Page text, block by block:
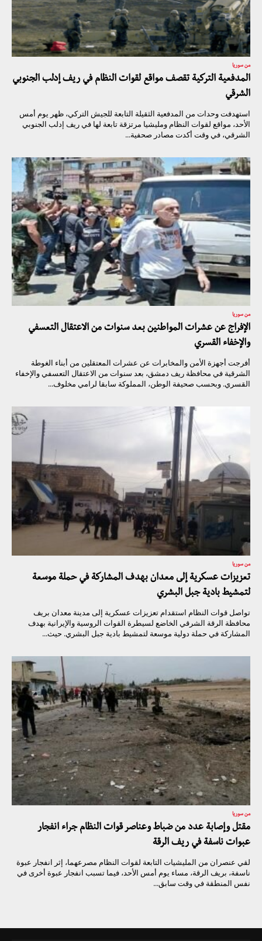
من سوريا
المدفعية التركية تقصف مواقع لقوات النظام في ريف إدلب الجنوبي
الشرقي
استهدفت وحدات من المدفعية الثقيلة التابعة للجيش التركي، ظهر يوم أمس
الأحد، مواقع لقوات النظام ومليشيا مرتزقة تابعة لها في ريف إدلب الجنوبي
الشرقي، في وقت أكدت مصادر صحفية...
من سوريا
الإفراج عن عشرات المواطنين بعد سنوات من الاعتقال التعسفي
والإخفاء القسري
أفرجت أجهزة الأمن والمخابرات عن عشرات المعتقلين من أبناء الغوطة
الشرقية في محافظة ريف دمشق، بعد سنوات من الاعتقال التعسفي والإخفاء
القسري. وبحسب صحيفة الوطن، المملوكة سابقا لرامي مخلوف...
من سوريا
تعزيزات عسكرية إلى معدان بهدف المشاركة في حملة موسعة
لتمشيط بادية جبل البشري
تواصل قوات النظام استقدام تعزيزات عسكرية إلى مدينة معدان بريف
محافظة الرقة الشرقي الخاضع لسيطرة القوات الروسية والإيرانية بهدف
المشاركة في حملة دولية موسعة لتمشيط بادية جبل البشري. حيث...
من سوريا
مقتل وإصابة عدد من ضباط وعناصر قوات النظام جراء انفجار
عبوات ناسفة في ريف الرقة
لقي عنصران من المليشيات التابعة لقوات النظام مصرعهما، إثر انفجار عبوة
ناسفة، بريف الرقة، مساء يوم أمس الأحد، فيما تسبب انفجار عبوة أخرى في
نفس المنطقة في وقت سابق...